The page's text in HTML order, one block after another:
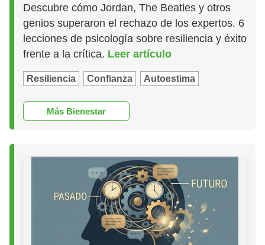
Descubre cómo Jordan, The Beatles y otros
genios superaron el rechazo de los expertos. 6
lecciones de psicología sobre resiliencia y éxito
frente a la crítica. Leer artículo
Resiliencia Confianza Autoestima
Más Bienestar